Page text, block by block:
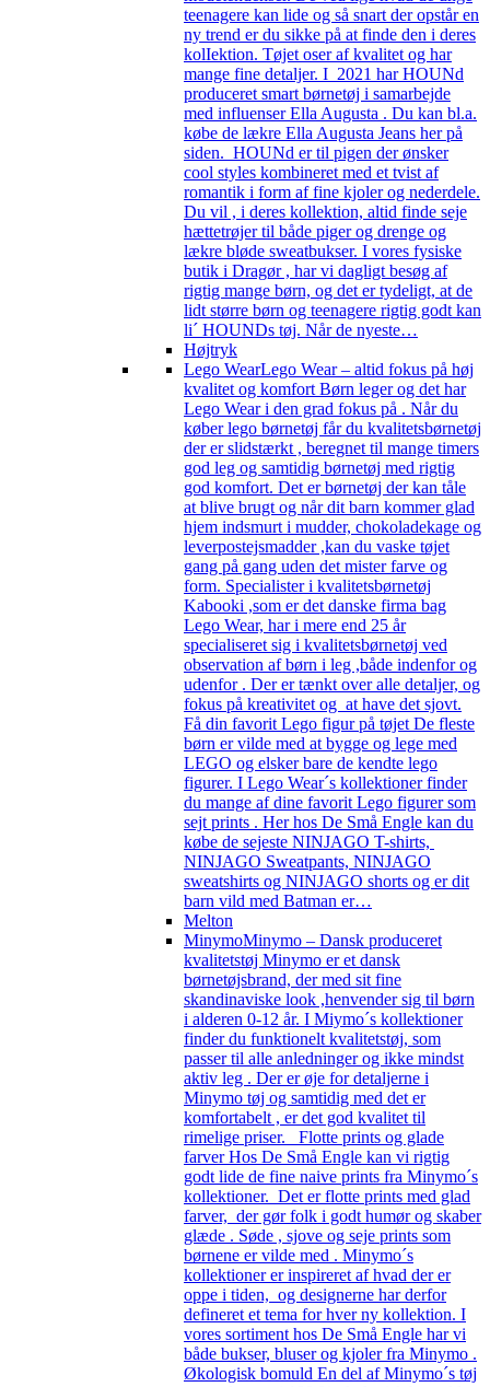
teenagere kan lide og så snart der opstår en
ny trend er du sikke på at finde den i deres
kolIektion. Tøjet oser af kvalitet og har
mange fine detaljer. I 2021 har HOUNd
produceret smart børnetøj i samarbejde
med influenser Ella Augusta . Du kan bl.a.
købe de lækre Ella Augusta Jeans her på
siden. HOUNd er til pigen der ønsker
cool styles kombineret med et tvist af
romantik i form af fine kjoler og nederdele.
Du vil , i deres kollektion, altid finde seje
hættetrøjer til både piger og drenge og
lækre bløde sweatbukser. I vores fysiske
butik i Dragør , har vi dagligt besøg af
rigtig mange børn, og det er tydeligt, at de
lidt større børn og teenagere rigtig godt kan
li´ HOUNDs tøj. Når de nyeste…
Højtryk
Lego WearLego Wear – altid fokus på høj
kvalitet og komfort Børn leger og det har
Lego Wear i den grad fokus på . Når du
køber lego børnetøj får du kvalitetsbørnetøj
der er slidstærkt , beregnet til mange timers
god leg og samtidig børnetøj med rigtig
god komfort. Det er børnetøj der kan tåle
at blive brugt og når dit barn kommer glad
hjem indsmurt i mudder, chokoladekage og
leverpostejsmadder ,kan du vaske tøjet
gang på gang uden det mister farve og
form. Specialister i kvalitetsbørnetøj
Kabooki ,som er det danske firma bag
Lego Wear, har i mere end 25 år
specialiseret sig i kvalitetsbørnetøj ved
observation af børn i leg ,både indenfor og
udenfor . Der er tænkt over alle detaljer, og
fokus på kreativitet og at have det sjovt.
Få din favorit Lego figur på tøjet De fleste
børn er vilde med at bygge og lege med
LEGO og elsker bare de kendte lego
figurer. I Lego Wear´s kollektioner finder
du mange af dine favorit Lego figurer som
sejt prints . Her hos De Små Engle kan du
købe de sejeste NINJAGO T-shirts,
NINJAGO Sweatpants, NINJAGO
sweatshirts og NINJAGO shorts og er dit
barn vild med Batman er…
Melton
MinymoMinymo – Dansk produceret
kvalitetstøj Minymo er et dansk
børnetøjsbrand, der med sit fine
skandinaviske look ,henvender sig til børn
i alderen 0-12 år. I Miymo´s kollektioner
finder du funktionelt kvalitetstøj, som
passer til alle anledninger og ikke mindst
aktiv leg . Der er øje for detaljerne i
Minymo tøj og samtidig med det er
komfortabelt , er det god kvalitet til
rimelige priser. Flotte prints og glade
farver Hos De Små Engle kan vi rigtig
godt lide de fine naive prints fra Minymo´s
kollektioner. Det er flotte prints med glad
farver, der gør folk i godt humør og skaber
glæde . Søde , sjove og seje prints som
børnene er vilde med . Minymo´s
kollektioner er inspireret af hvad der er
oppe i tiden, og designerne har derfor
defineret et tema for hver ny kollektion. I
vores sortiment hos De Små Engle har vi
både bukser, bluser og kjoler fra Minymo .
Økologisk bomuld En del af Minymo´s tøj